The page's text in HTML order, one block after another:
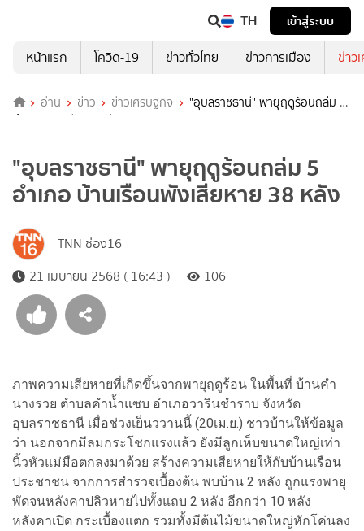
TH
เข้าสู่ระบบ
หน้าแรก
โควิด-19 ข่าวทั่วไทย ข่าวการเมือง ข่าว
อ่าน ข่าว ข่าวเศรษฐกิจ
"อุบลราชธานี" พายุฤดูร้อนถล่ม 5
อำเภอ บ้านเรือนพังเสียหาย 38 หลัง
"อุบลราชธานี" พายุฤดูร้อนถล่ม 5
อำเภอ บ้านเรือนพังเสียหาย 38 หลัง
TNN ช่อง16
21 เมษายน 2568 ( 16:43 )
106
ภาพความเสียหายที่เกิดขึ้นจากพายุฤดูร้อน ในพื้นที่ บ้านคํา
นางรวย ตำบลคำน้ำแซบ อำเภอวารินชําราบ จังหวัด
อุบลราชธานี เมื่อช่วงเย็นววานนี้ (20เม.ย.) ชาวบ้านให้ข้อมูล
ว่า นอกจากมีลมกระโชกแรงแล้ว ยังมีลูกเห็บขนาดใหญ่เท่า
นิ้วหัวแม่มือตกลงมาด้วย สร้างความเสียหายให้กับบ้านเรือน
ประชาชน จากการสำรวจเบื้องต้น พบบ้าน 2 หลัง ถูกแรงพายุ
พัดจนหลังคาปลิวหายไปทั้งแถบ 2 หลัง อีกกว่า 10 หลัง
หลังคาเปิด กระเบื้องแตก รวมทั้งมีต้นไม้ขนาดใหญ่หักโค่นลง